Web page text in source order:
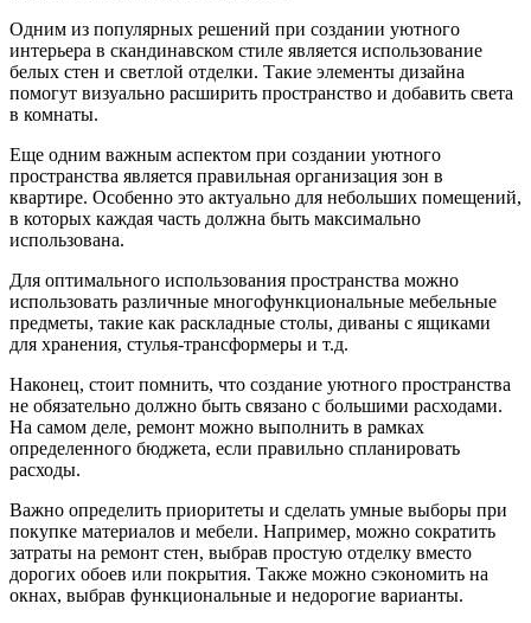
Одним из популярных решений при создании уютного
интерьера в скандинавском стиле является использование
белых стен и светлой отделки. Такие элементы дизайна
помогут визуально расширить пространство и добавить света
в комнаты.
Еще одним важным аспектом при создании уютного
пространства является правильная организация зон в
квартире. Особенно это актуально для небольших помещений,
в которых каждая часть должна быть максимально
использована.
Для оптимального использования пространства можно
использовать различные многофункциональные мебельные
предметы, такие как раскладные столы, диваны с ящиками
для хранения, стулья-трансформеры и т.д.
Наконец, стоит помнить, что создание уютного пространства
не обязательно должно быть связано с большими расходами.
На самом деле, ремонт можно выполнить в рамках
определенного бюджета, если правильно спланировать
расходы.
Важно определить приоритеты и сделать умные выборы при
покупке материалов и мебели. Например, можно сократить
затраты на ремонт стен, выбрав простую отделку вместо
дорогих обоев или покрытия. Также можно сэкономить на
окнах, выбрав функциональные и недорогие варианты.